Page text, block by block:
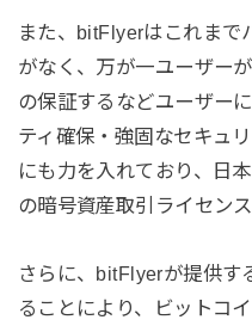
また、bitFlyerはこれまで
がなく、万が一ユーザー
の保証するなどユーザー
ティ確保・強固なセキュ
にも力を入れており、日
の暗号資産取引ライセン
さらに、bitFlyerが提供す
ることにより、ビットコ